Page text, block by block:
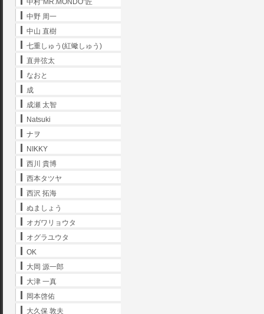
中村"MR.MONDO"匠
中野 周一
中山 直樹
七重しゅう(紅蠍しゅう)
直井弦太
なおと
成
成瀬 太智
Natsuki
ナヲ
NIKKY
西川 貴博
西本タツヤ
西沢 拓海
ぬましょう
オガワリョウタ
オグラユウタ
OK
大岡 源一郎
大津 一真
岡本啓佑
大久保 敦夫